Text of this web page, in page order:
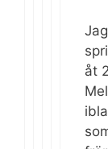
åt